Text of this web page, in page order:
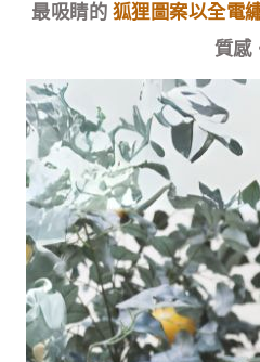
最吸睛的 狐狸圖案以全電
質感